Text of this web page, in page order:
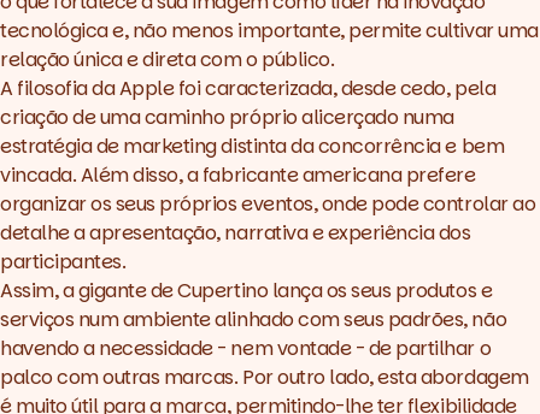
tecnológica e, não menos importante, permite cultivar uma
relação única e direta com o público.
A filosofia da Apple foi caracterizada, desde cedo, pela
criação de uma caminho próprio alicerçado numa
estratégia de marketing distinta da concorrência e bem
vincada. Além disso, a fabricante americana prefere
organizar os seus próprios eventos, onde pode controlar ao
detalhe a apresentação, narrativa e experiência dos
participantes.
Assim, a gigante de Cupertino lança os seus produtos e
serviços num ambiente alinhado com seus padrões, não
havendo a necessidade - nem vontade - de partilhar o
palco com outras marcas. Por outro lado, esta abordagem
é muito útil para a marca, permitindo-lhe ter flexibilidade